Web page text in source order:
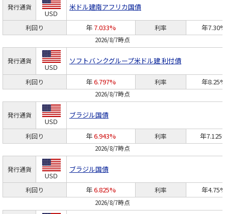
発行通貨
USD
米ドル建南アフリカ国債
利回り 年7.033% 利率 年
2026/8/7時点
発行通貨
USD
ソフトバンクグループ米ドル建 利付債
利回り 年6.797% 利率 年
2026/8/7時点
発行通貨
USD
ブラジル国債
利回り 年6.943% 利率 年
2026/8/7時点
発行通貨
USD
ブラジル国債
利回り 年6.825% 利率 年
2026/8/7時点